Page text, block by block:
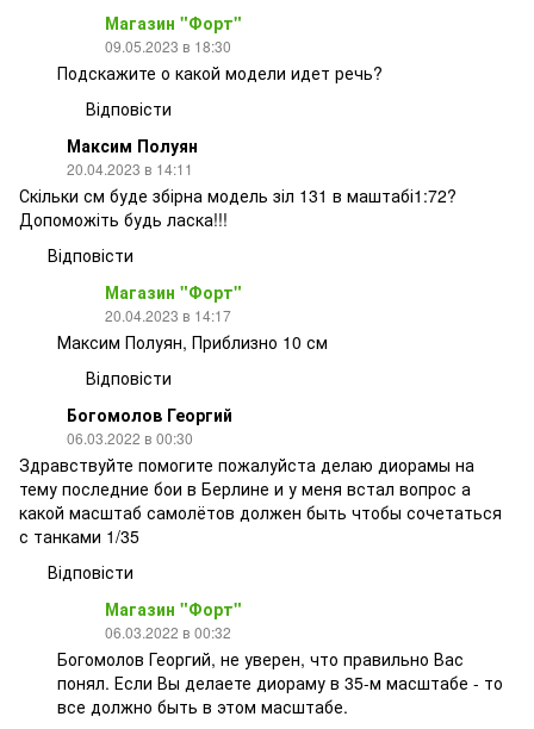
Магазин "Форт"
09.05.2023 в 18:30
Подскажите о какой модели идет речь?
Відповісти
Максим Полуян
20.04.2023 в 14:11
Скільки см буде збірна модель зіл 131 в маштабі1:72?
Допоможіть будь ласка!!!
Відповісти
Магазин "Форт"
20.04.2023 в 14:17
Максим Полуян, Приблизно 10 см
Відповісти
Богомолов Георгий
06.03.2022 в 00:30
Здравствуйте помогите пожалуйста делаю диорамы на
тему последние бои в Берлине и у меня встал вопрос а
какой масштаб самолётов должен быть чтобы сочетаться
с танками 1/35
Відповісти
Магазин "Форт"
06.03.2022 в 00:32
Богомолов Георгий, не уверен, что правильно Вас
понял. Если Вы делаете диораму в 35-м масштабе - то
все должно быть в этом масштабе.